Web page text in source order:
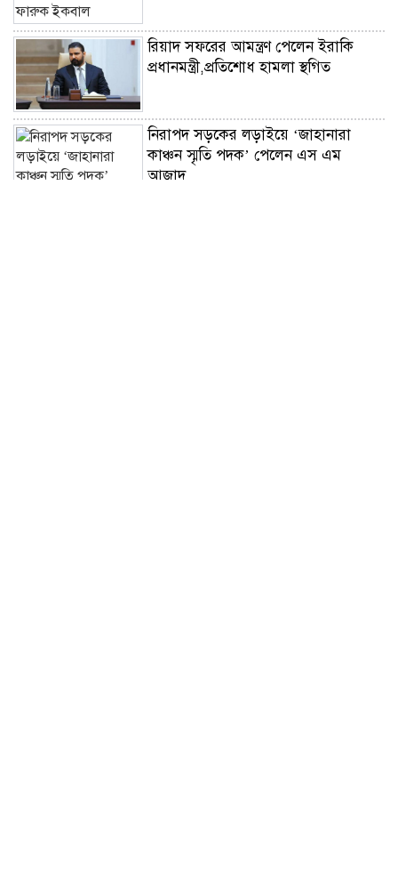
রিয়াদ সফরের আমন্ত্রণ পেলেন ইরাকি
প্রধানমন্ত্রী,প্রতিশোধ হামলা স্থগিত
নিরাপদ সড়কের লড়াইয়ে ‘জাহানারা
কাঞ্চন স্মৃতি পদক’ পেলেন এস এম
আজাদ